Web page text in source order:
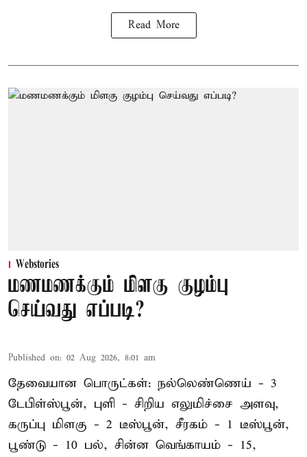
Read More
Webstories
மணமணக்கும் மிளகு குழம்பு
செய்வது எப்படி?
Published on: 02 Aug 2026, 8:01 am
தேவையான பொருட்கள்: நல்லெண்ணெய் - 3
டேபிள்ஸ்பூன், புளி - சிறிய எலுமிச்சை அளவு,
கருப்பு மிளகு - 2 டீஸ்பூன், சீரகம் - 1 டீஸ்பூன்,
பூண்டு - 10 பல், சின்ன வெங்காயம் - 15,